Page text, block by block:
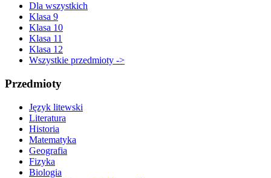
Dla wszystkich
Klasa 9
Klasa 10
Klasa 11
Klasa 12
Wszystkie przedmioty ->
Przedmioty
Język litewski
Literatura
Historia
Matematyka
Geografia
Fizyka
Biologia